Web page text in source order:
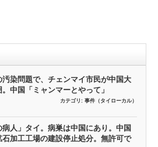
汚染問題で、チェンマイ市民が中国大
中国「ミャンマーとやって」
カテゴリ: 事件（タイローカル）
病人」タイ。病巣は中国にあり。中国
石加工工場の建設停止処分。無許可で